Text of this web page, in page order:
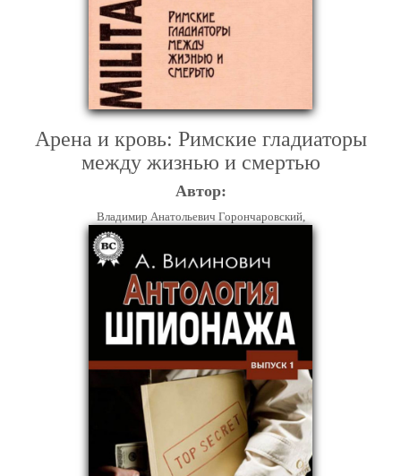
Арена и кровь: Римские гладиаторы
между жизнью и смертью
Автор:
Владимир Анатольевич Горончаровский,